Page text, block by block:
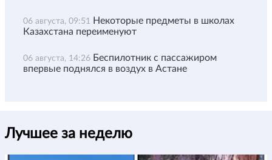
06 августа, 09:51 Некоторые предметы в школах
Казахстана переименуют
06 августа, 14:26 Беспилотник с пассажиром
впервые поднялся в воздух в Астане
Лучшее за неделю